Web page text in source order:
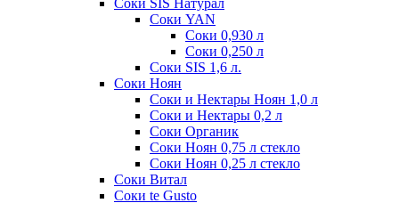
Соки SIS Натурал
Соки YAN
Соки 0,930 л
Соки 0,250 л
Соки SIS 1,6 л.
Соки Ноян
Соки и Нектары Ноян 1,0 л
Соки и Нектары 0,2 л
Соки Органик
Соки Ноян 0,75 л стекло
Соки Ноян 0,25 л стекло
Соки Витал
Соки te Gusto